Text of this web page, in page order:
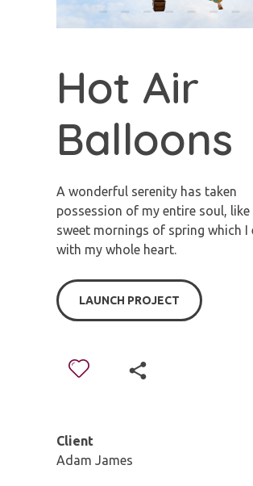
Hot Air
Balloons
A wonderful serenity has taken
possession of my entire soul, like
sweet mornings of spring which I
with my whole heart.
LAUNCH PROJECT
Client
Adam James